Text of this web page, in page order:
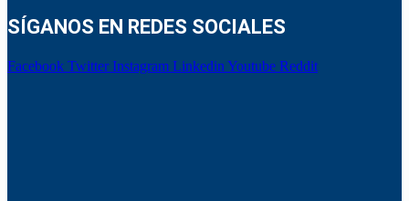
SÍGANOS EN REDES SOCIALES
Facebook Twitter Instagram Linkedin Youtube Reddit